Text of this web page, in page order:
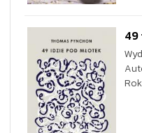
49